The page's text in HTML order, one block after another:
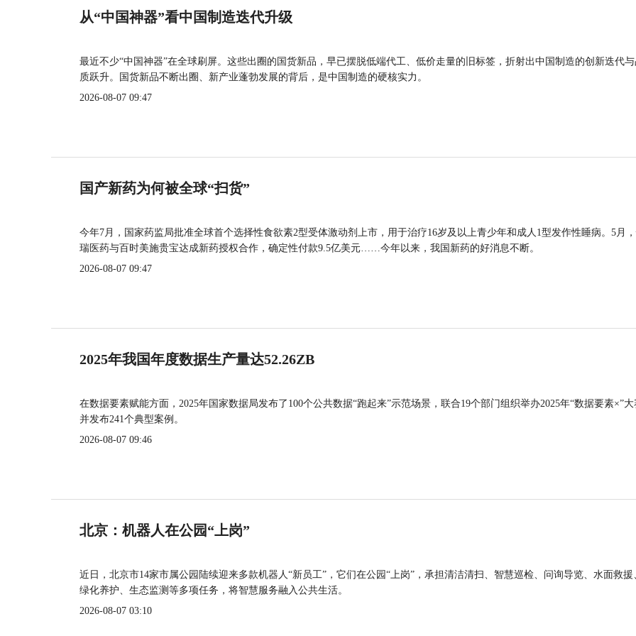
从“中国神器”看中国制造迭代升级
最近不少“中国神器”在全球刷屏。这些出圈的国货新品，早已摆脱低端代工、低价走量的旧标签，折射出中国制造的创新迭代
质跃升。国货新品不断出圈、新产业蓬勃发展的背后，是中国制造的硬核实力。
2026-08-07 09:47
国产新药为何被全球“扫货”
今年7月，国家药监局批准全球首个选择性食欲素2型受体激动剂上市，用于治疗16岁及以上青少年和成人1型发作性睡病。5月
瑞医药与百时美施贵宝达成新药授权合作，确定性付款9.5亿美元……今年以来，我国新药的好消息不断。
2026-08-07 09:47
2025年我国年度数据生产量达52.26ZB
在数据要素赋能方面，2025年国家数据局发布了100个公共数据“跑起来”示范场景，联合19个部门组织举办2025年“数据要素×”大
并发布241个典型案例。
2026-08-07 09:46
北京：机器人在公园“上岗”
近日，北京市14家市属公园陆续迎来多款机器人“新员工”，它们在公园“上岗”，承担清洁清扫、智慧巡检、问询导览、水面救援
绿化养护、生态监测等多项任务，将智慧服务融入公共生活。
2026-08-07 03:10